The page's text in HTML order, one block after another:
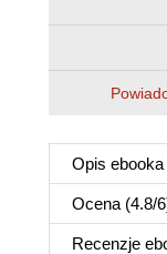
Opis ebooka
Ocena (4.8/6
Recenzje